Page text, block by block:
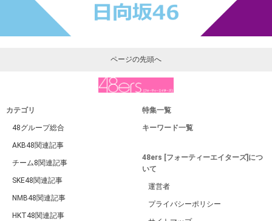
ページの先頭へ
カテゴリ
48グループ総合
AKB48関連記事
チーム8関連記事
SKE48関連記事
NMB48関連記事
HKT48関連記事
特集一覧
キーワード一覧
48ers [フォーティーエイターズ]につ
いて
運営者
プライバシーポリシー